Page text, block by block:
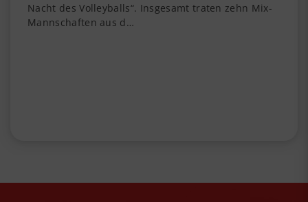
Nacht des Volleyballs“. Insgesamt traten zehn Mix-
Mannschaften aus d…